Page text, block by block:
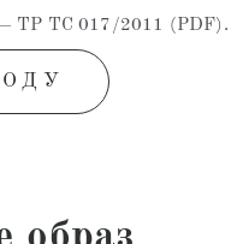
ТР ТС 017/2011 (PDF).